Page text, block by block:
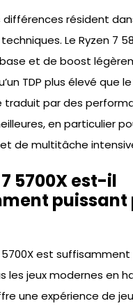
différences résident
Le Ryzen 7
et de boost
TDP plus élevé que
traduit par des
en particulier
de multitâche
7 5700X est-il
puissant
5700X est
les jeux modernes en
une expérience de